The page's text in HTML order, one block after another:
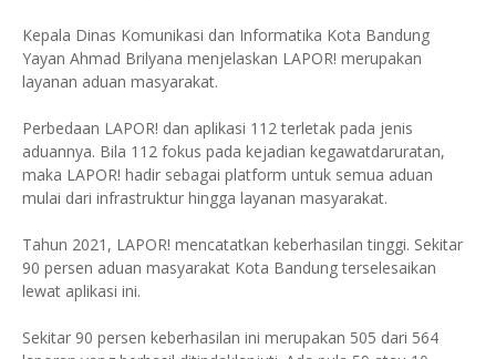
Kepala Dinas Komunikasi dan Informatika Kota Bandung
Yayan Ahmad Brilyana menjelaskan LAPOR! merupakan
layanan aduan masyarakat.
Perbedaan LAPOR! dan aplikasi 112 terletak pada jenis
aduannya. Bila 112 fokus pada kejadian kegawatdaruratan,
maka LAPOR! hadir sebagai platform untuk semua aduan
mulai dari infrastruktur hingga layanan masyarakat.
Tahun 2021, LAPOR! mencatatkan keberhasilan tinggi. Sekitar
90 persen aduan masyarakat Kota Bandung terselesaikan
lewat aplikasi ini.
Sekitar 90 persen keberhasilan ini merupakan 505 dari 564